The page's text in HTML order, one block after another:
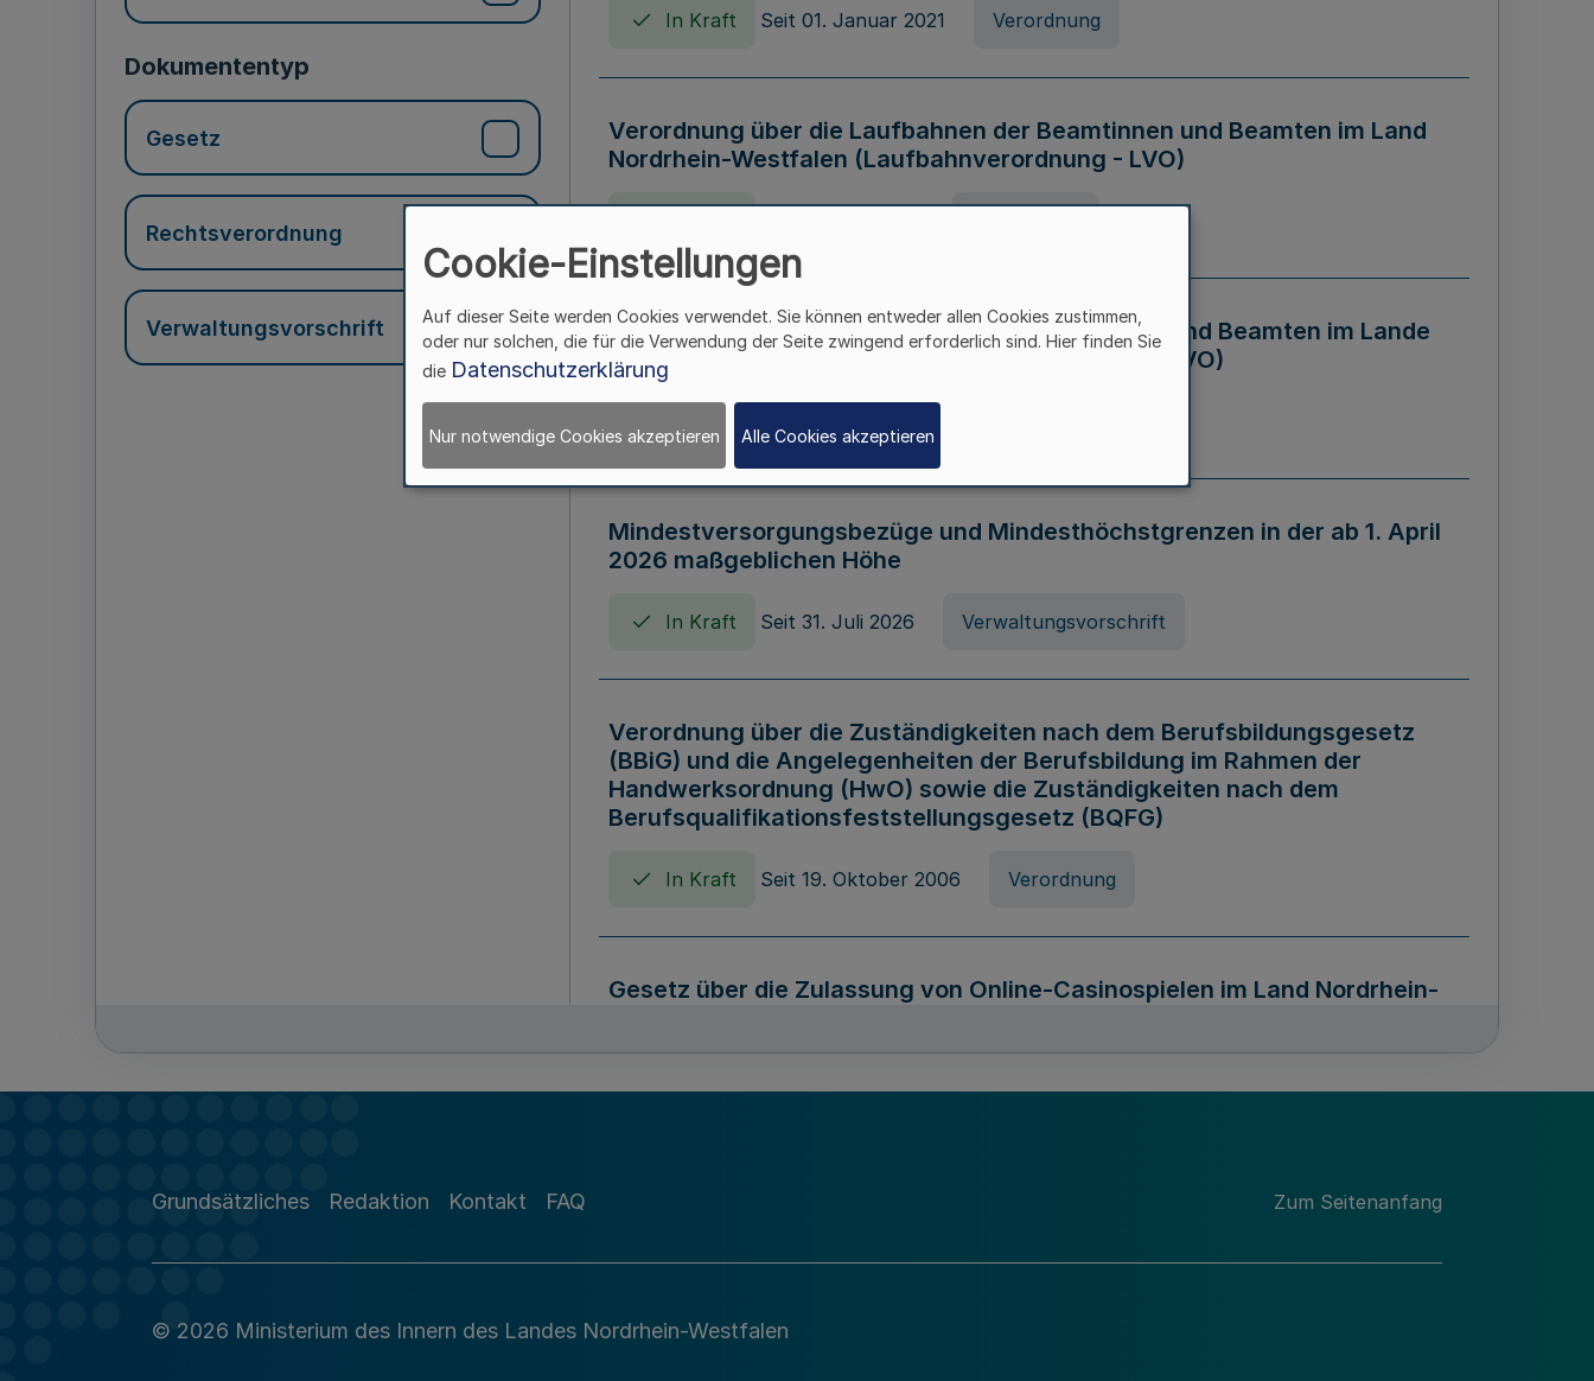
Dokumententyp
Gesetz
Rechtsverordnung
Verwaltungsvorschrift
In Kraft Seit 01. Januar 2021 Verordnung
Verordnung über die Laufbahnen der Beamtinnen und Beamten im Land
Nordrhein-Westfalen (Laufbahnverordnung - LVO)
Verordnung über die Arbeitszeit der Beamtinnen und Beamten im Lande
Nordrhein-Westfalen (Arbeitszeitverordnung - AZVO)
Mindestversorgungsbezüge und Mindesthöchstgrenzen in der ab 1. April
2026 maßgeblichen Höhe
In Kraft Seit 31. Juli 2026 Verwaltungsvorschrift
Verordnung über die Zuständigkeiten nach dem Berufsbildungsgesetz
(BBiG) und die Angelegenheiten der Berufsbildung im Rahmen der
Handwerksordnung (HwO) sowie die Zuständigkeiten nach dem
Berufsqualifikationsfeststellungsgesetz (BQFG)
In Kraft Seit 19. Oktober 2006 Verordnung
Gesetz über die Zulassung von Online-Casinospielen im Land Nordrhein-
Gesetz über die Anbietung und Archivierung von Unterlagen sowie über
die Sicherung und Nutzung öffentlichen Archivguts im Lande Nordrhein-
Grundsätzliches Redaktion Kontakt FAQ Zum Seitenanfang
© 2026 Ministerium des Innern des Landes Nordrhein-Westfalen
Cookie-Einstellungen
Auf dieser Seite werden Cookies verwendet. Sie können entweder allen Cookies zustimmen,
oder nur solchen, die für die Verwendung der Seite zwingend erforderlich sind. Hier finden Sie
die Datenschutzerklärung
Nur notwendige Cookies akzeptieren Alle Cookies akzeptieren